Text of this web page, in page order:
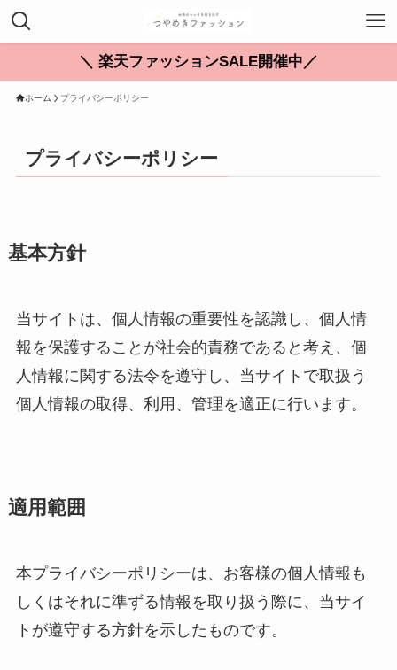
＼ 楽天ファッションSALE開催中／
ホーム プライバシーポリシー
プライバシーポリシー
基本方針
当サイトは、個人情報の重要性を認識し、個人情
報を保護することが社会的責務であると考え、個
人情報に関する法令を遵守し、当サイトで取扱う
個人情報の取得、利用、管理を適正に行います。
適用範囲
本プライバシーポリシーは、お客様の個人情報も
しくはそれに準ずる情報を取り扱う際に、当サイ
トが遵守する方針を示したものです。